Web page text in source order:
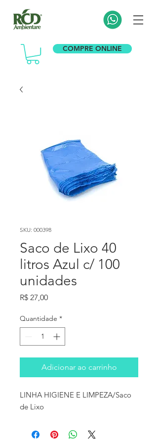
COMPRE ONLINE
SKU: 000398
Saco de Lixo 40
litros Azul c/ 100
unidades
R$ 27,00Preço
Quantidade *
Adicionar ao carrinho
LINHA HIGIENE E LIMPEZA/Saco
de Lixo